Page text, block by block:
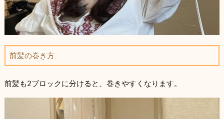
前髪の巻き方
前髪も2ブロックに分けると、巻きやすくなります。